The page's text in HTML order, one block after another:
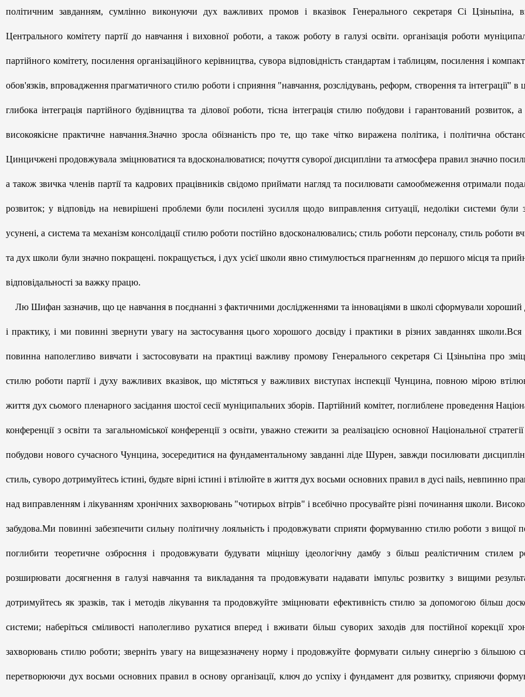
політичним завданням, сумлінно виконуючи дух важливих промов і вказівок Генерального секретаря Сі Цзіньпіна,
Центрального комітету партії до навчання і виховної роботи, а також роботу в галузі освіти. організація роботи
партійного комітету, посилення організаційного керівництва, сувора відповідність стандартам і таблицям, посилення і
обов'язків, впровадження прагматичного стилю роботи і сприяння "навчання, розслідувань, реформ, створення та інтеграції" в
глибока інтеграція партійного будівництва та ділової роботи, тісна інтеграція стилю побудови і гарантований розвиток,
високоякісне практичне навчання.Значно зросла обізнаність про те, що таке чітко виражена політика, і політична
Цинцичжені продовжувала зміцнюватися та вдосконалюватися; почуття суворої дисципліни та атмосфера правил значно
а також звичка членів партії та кадрових працівників свідомо приймати нагляд та посилювати самообмеження отримали
розвиток; у відповідь на невирішені проблеми були посилені зусилля щодо виправлення ситуації, недоліки системи були
усунені, а система та механізм консолідації стилю роботи постійно вдосконалювались; стиль роботи персоналу, стиль роботи
та дух школи були значно покращені. покращується, і дух усієї школи явно стимулюється прагненням до першого місця та
відповідальності за важку працю.
Лю Шифан зазначив, що це навчання в поєднанні з фактичними дослідженнями та інноваціями в школі сформували хороший
і практику, і ми повинні звернути увагу на застосування цього хорошого досвіду і практики в різних завданнях школи.Вся
повинна наполегливо вивчати і застосовувати на практиці важливу промову Генерального секретаря Сі Цзіньпіна про
стилю роботи партії і духу важливих вказівок, що містяться у важливих виступах інспекції Чунцина, повною мірою
життя дух сьомого пленарного засідання шостої сесії муніципальних зборів. Партійний комітет, поглиблене проведення
конференції з освіти та загальноміської конференції з освіти, уважно стежити за реалізацією основної Національної стратегії
побудови нового сучасного Чунцина, зосередитися на фундаментальному завданні ліде Шурен, завжди посилювати
стиль, суворо дотримуйтесь істині, будьте вірні істині і втілюйте в життя дух восьми основних правил в дусі nails, невпинно
над виправленням і лікуванням хронічних захворювань "чотирьох вітрів" і всебічно просувайте різні починання школи.
забудова.Ми повинні забезпечити сильну політичну лояльність і продовжувати сприяти формуванню стилю роботи з вищої
поглибити теоретичне озброєння і продовжувати будувати міцнішу ідеологічну дамбу з більш реалістичним стилем
розширювати досягнення в галузі навчання та викладання та продовжувати надавати імпульс розвитку з вищими
дотримуйтесь як зразків, так і методів лікування та продовжуйте зміцнювати ефективність стилю за допомогою більш
системи; наберіться сміливості наполегливо рухатися вперед і вживати більш суворих заходів для постійної корекції
захворювань стилю роботи; зверніть увагу на вищезазначену норму і продовжуйте формувати сильну синергію з більшою
перетворюючи дух восьми основних правил в основу організації, ключ до успіху і фундамент для розвитку, сприяючи